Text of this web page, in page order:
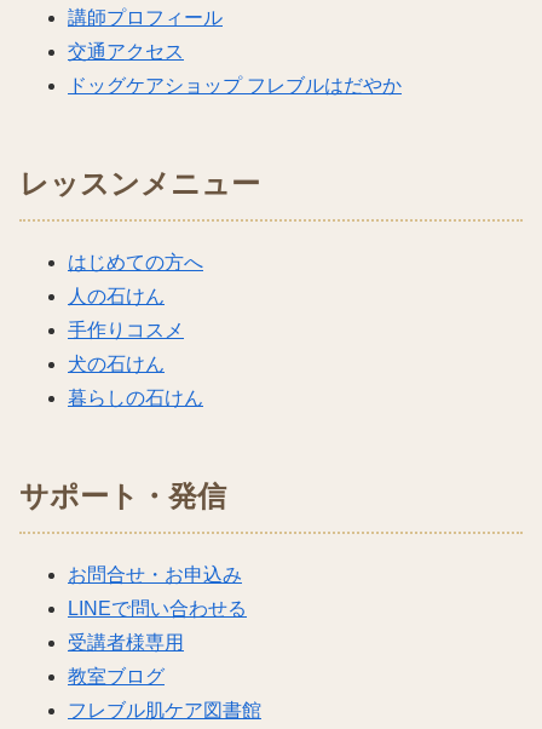
講師プロフィール
交通アクセス
ドッグケアショップ フレブルはだやか
レッスンメニュー
はじめての方へ
人の石けん
手作りコスメ
犬の石けん
暮らしの石けん
サポート・発信
お問合せ・お申込み
LINEで問い合わせる
受講者様専用
教室ブログ
フレブル肌ケア図書館